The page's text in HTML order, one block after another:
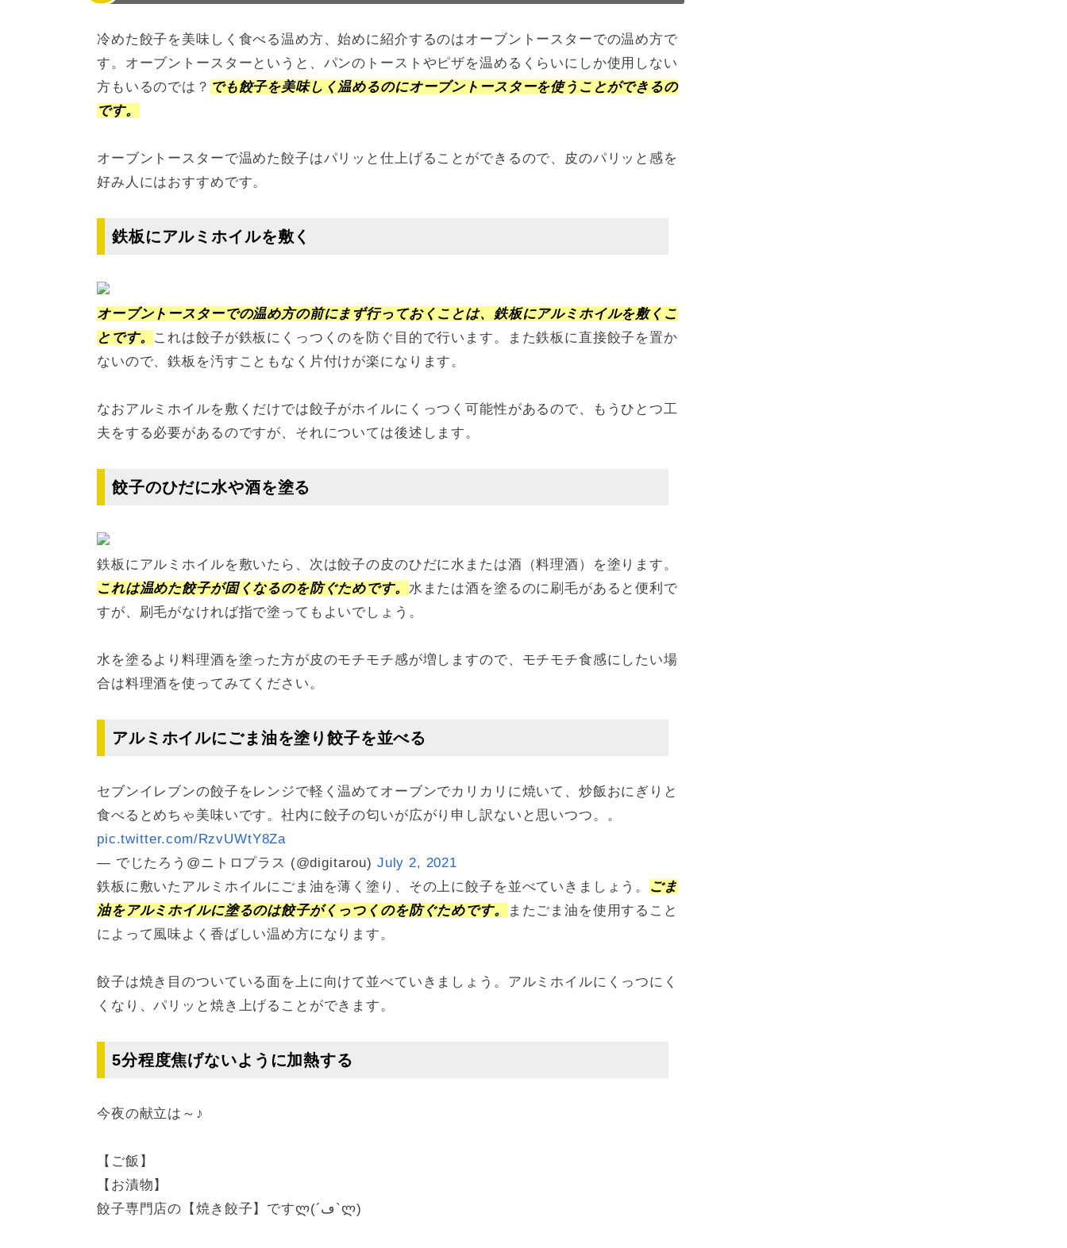
冷めた餃子を美味しく食べる温め方、始めに紹介するのはオーブントースターでの温め方で
す。オーブントースターというと、パンのトーストやピザを温めるくらいにしか使用しない
方もいるのでは？ でも餃子を美味しく温めるのにオーブントースターを使うことができるの
です。
オーブントースターで温めた餃子はパリッと仕上げることができるので、皮のパリッと感を
好み人にはおすすめです。
鉄板にアルミホイルを敷く
オーブントースターでの温め方の前にまず行っておくことは、鉄板にアルミホイルを敷くこ
とです。 これは餃子が鉄板にくっつくのを防ぐ目的で行います。また鉄板に直接餃子を置か
ないので、鉄板を汚すこともなく片付けが楽になります。
なおアルミホイルを敷くだけでは餃子がホイルにくっつく可能性があるので、もうひとつ工
夫をする必要があるのですが、それについては後述します。
餃子のひだに水や酒を塗る
鉄板にアルミホイルを敷いたら、次は餃子の皮のひだに水または酒（料理酒）を塗ります。
これは温めた餃子が固くなるのを防ぐためです。 水または酒を塗るのに刷毛があると便利で
すが、刷毛がなければ指で塗ってもよいでしょう。
水を塗るより料理酒を塗った方が皮のモチモチ感が増しますので、モチモチ食感にしたい場
合は料理酒を使ってみてください。
アルミホイルにごま油を塗り餃子を並べる
セブンイレブンの餃子をレンジで軽く温めてオーブンでカリカリに焼いて、炒飯おにぎりと
食べるとめちゃ美味いです。社内に餃子の匂いが広がり申し訳ないと思いつつ。。
pic.twitter.com/RzvUWtY8Za
— でじたろう@ニトロプラス (@digitarou) July 2, 2021
鉄板に敷いたアルミホイルにごま油を薄く塗り、その上に餃子を並べていきましょう。 ごま
油をアルミホイルに塗るのは餃子がくっつくのを防ぐためです。
またごま油を使用すること
によって風味よく香ばしい温め方になります。
餃子は焼き目のついている面を上に向けて並べていきましょう。アルミホイルにくっつにく
くなり、パリッと焼き上げることができます。
5分程度焦げないように加熱する
今夜の献立は～♪
【ご飯】
【お漬物】
餃子専門店の【焼き餃子】ですლ(´ڡ`ლ)